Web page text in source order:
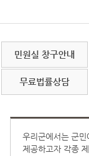
민원실 창구안내
무료법률상담
우리군에서는 군
제공하고자 각종